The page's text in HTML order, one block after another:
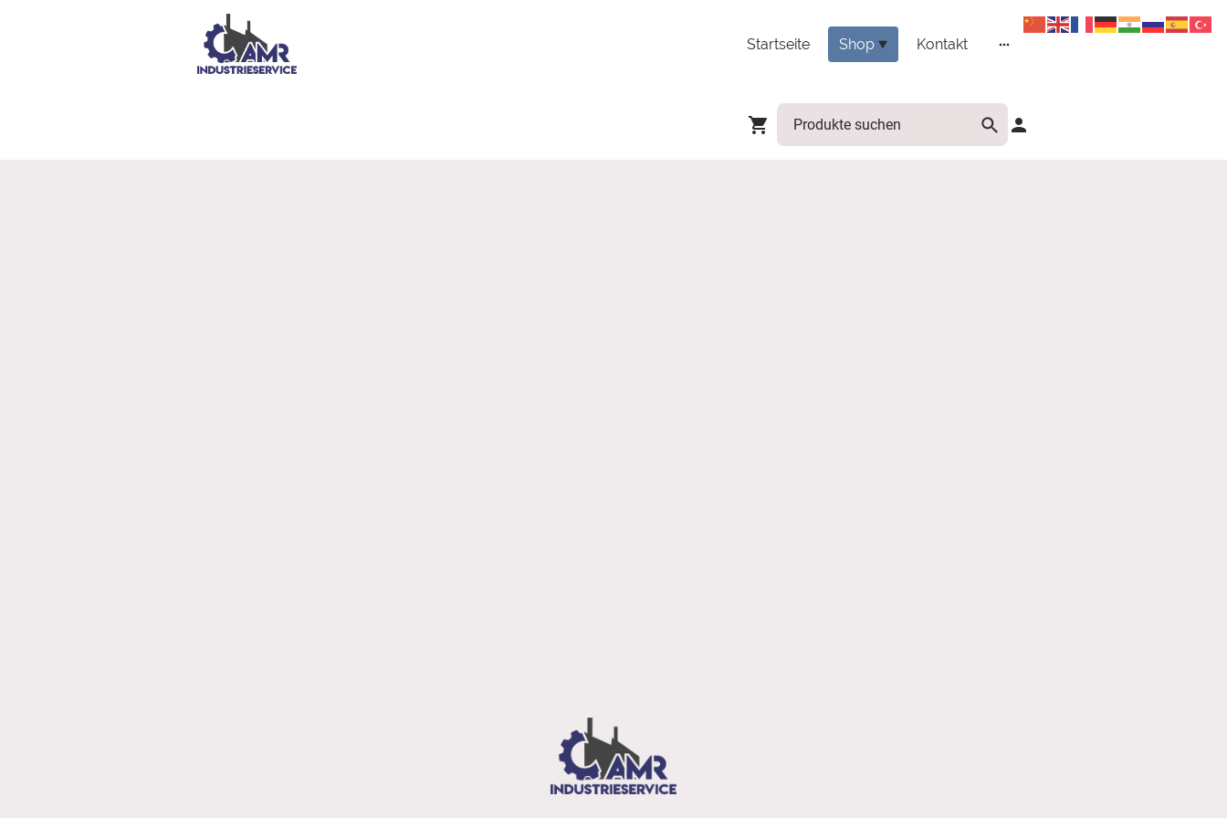
Startseite Shop Kontakt